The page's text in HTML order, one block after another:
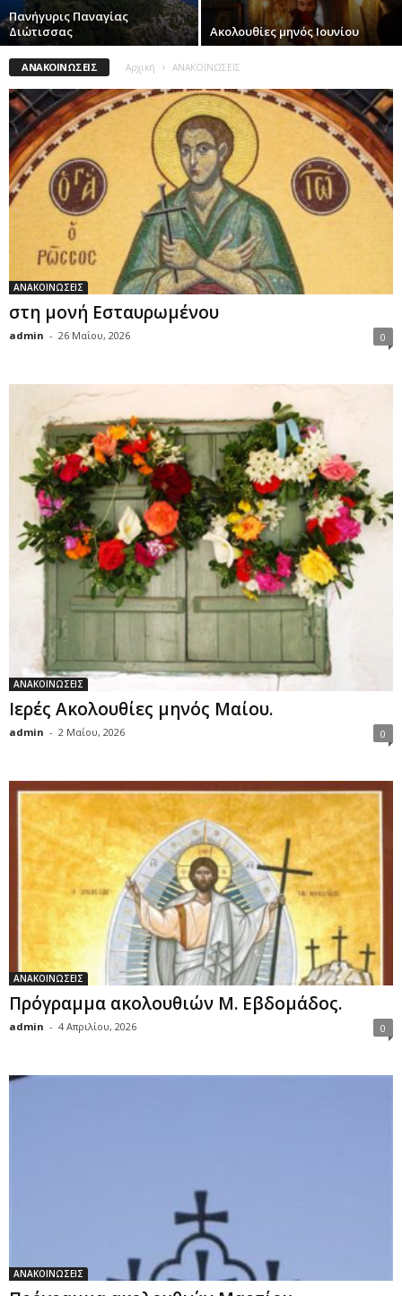
Πανήγυρις Παναγίας
Διώτισσας
Ακολουθίες μηνός Ιουνίου
ΑΝΑΚΟΙΝΩΣΕΙΣ Αρχική ΑΝΑΚΟΙΝΩΣΕΙΣ
ΑΝΑΚΟΙΝΩΣΕΙΣ
στη μονή Εσταυρωμένου
admin - 26 Μαΐου, 2026 0
ΑΝΑΚΟΙΝΩΣΕΙΣ
Ιερές Ακολουθίες μηνός Μαίου.
admin - 2 Μαΐου, 2026 0
ΑΝΑΚΟΙΝΩΣΕΙΣ
Πρόγραμμα ακολουθιών Μ. Εβδομάδος.
admin - 4 Απριλίου, 2026 0
ΑΝΑΚΟΙΝΩΣΕΙΣ